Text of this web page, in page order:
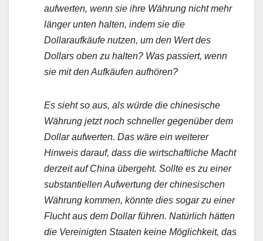
aufwerten, wenn sie ihre Währung nicht mehr
länger unten halten, indem sie die
Dollaraufkäufe nutzen, um den Wert des
Dollars oben zu halten? Was passiert, wenn
sie mit den Aufkäufen aufhören?
Es sieht so aus, als würde die chinesische
Währung jetzt noch schneller gegenüber dem
Dollar aufwerten. Das wäre ein weiterer
Hinweis darauf, dass die wirtschaftliche Macht
derzeit auf China übergeht. Sollte es zu einer
substantiellen Aufwertung der chinesischen
Währung kommen, könnte dies sogar zu einer
Flucht aus dem Dollar führen. Natürlich hätten
die Vereinigten Staaten keine Möglichkeit, das